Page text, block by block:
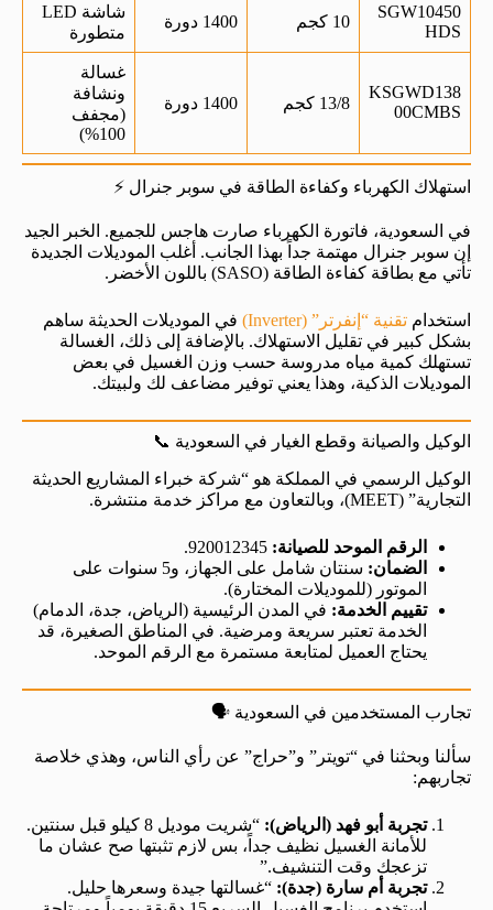
SGW10450
HDS
10 كجم 1400 دورة
شاشة LED
متطورة
KSGWD138
00CMBS
13/8 كجم 1400 دورة
غسالة
ونشافة
(مجفف
100%)
استهلاك الكهرباء وكفاءة الطاقة في سوبر جنرال ⚡
في السعودية، فاتورة الكهرباء صارت هاجس للجميع. الخبر الجيد
إن سوبر جنرال مهتمة جداً بهذا الجانب. أغلب الموديلات الجديدة
تأتي مع بطاقة كفاءة الطاقة (SASO) باللون الأخضر.
استخدام تقنية “إنفرتر” (Inverter)
في الموديلات الحديثة ساهم
بشكل كبير في تقليل الاستهلاك. بالإضافة إلى ذلك، الغسالة
تستهلك كمية مياه مدروسة حسب وزن الغسيل في بعض
الموديلات الذكية، وهذا يعني توفير مضاعف لك ولبيتك.
الوكيل والصيانة وقطع الغيار في السعودية 📞
الوكيل الرسمي في المملكة هو “شركة خبراء المشاريع الحديثة
التجارية” (MEET)، وبالتعاون مع مراكز خدمة منتشرة.
الرقم الموحد للصيانة:
الضمان:
سنتان شامل على الجهاز، و5 سنوات على
الموتور (للموديلات المختارة).
تقييم الخدمة: في المدن الرئيسية (الرياض، جدة، الدمام)
الخدمة تعتبر سريعة ومرضية. في المناطق الصغيرة، قد
يحتاج العميل لمتابعة مستمرة مع الرقم الموحد.
تجارب المستخدمين في السعودية 🗣️
سألنا وبحثنا في “تويتر” و”حراج” عن رأي الناس، وهذي خلاصة
تجاربهم:
تجربة أبو فهد (الرياض):
“شريت موديل 8 كيلو قبل سنتين.
للأمانة الغسيل نظيف جداً، بس لازم تثبتها صح عشان ما
تزعجك وقت التنشيف.”
تجربة أم سارة (جدة): “غسالتها جيدة وسعرها حليل.